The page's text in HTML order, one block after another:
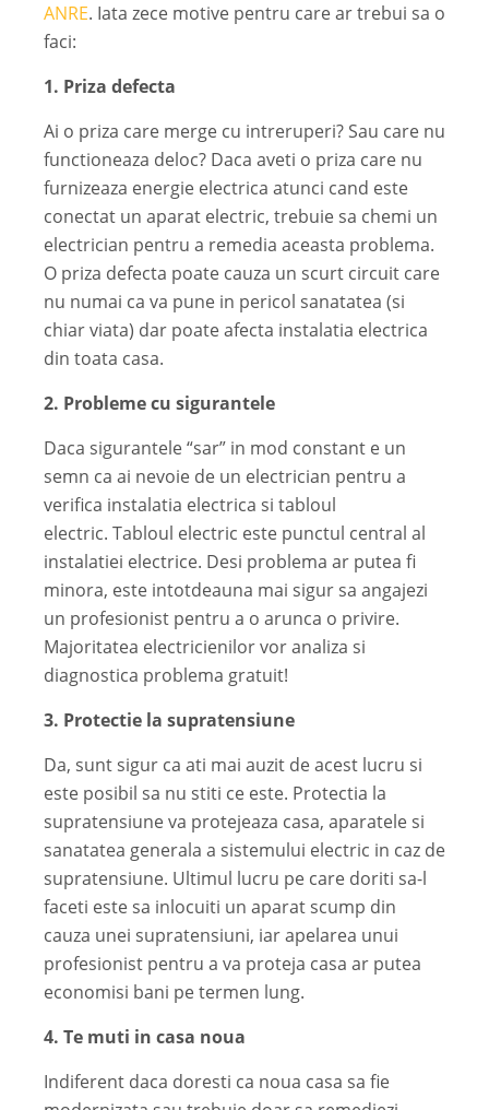
ANRE. Iata zece motive pentru care ar trebui sa o
faci:
1. Priza defecta
Ai o priza care merge cu intreruperi? Sau care nu
functioneaza deloc? Daca aveti o priza care nu
furnizeaza energie electrica atunci cand este
conectat un aparat electric, trebuie sa chemi un
electrician pentru a remedia aceasta problema.
O priza defecta poate cauza un scurt circuit care
nu numai ca va pune in pericol sanatatea (si
chiar viata) dar poate afecta instalatia electrica
din toata casa.
2. Probleme cu sigurantele
Daca sigurantele “sar” in mod constant e un
semn ca ai nevoie de un electrician pentru a
verifica instalatia electrica si tabloul
electric. Tabloul electric este punctul central al
instalatiei electrice. Desi problema ar putea fi
minora, este intotdeauna mai sigur sa angajezi
un profesionist pentru a o arunca o privire.
Majoritatea electricienilor vor analiza si
diagnostica problema gratuit!
3. Protectie la supratensiune
Da, sunt sigur ca ati mai auzit de acest lucru si
este posibil sa nu stiti ce este. Protectia la
supratensiune va protejeaza casa, aparatele si
sanatatea generala a sistemului electric in caz de
supratensiune. Ultimul lucru pe care doriti sa-l
faceti este sa inlocuiti un aparat scump din
cauza unei supratensiuni, iar apelarea unui
profesionist pentru a va proteja casa ar putea
economisi bani pe termen lung.
4. Te muti in casa noua
Indiferent daca doresti ca noua casa sa fie